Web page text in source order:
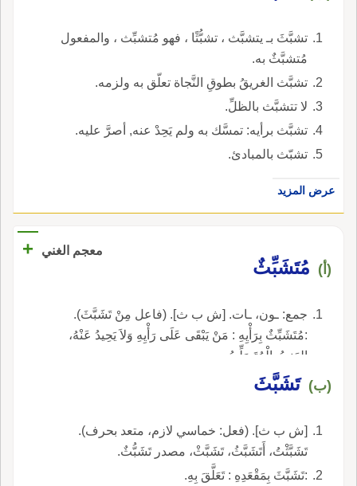
تشبَّثَ بـ يتشبَّث ، تشبُّثًا ، فهو مُتشبِّث ، والمفعول
مُتشبَّثٌ به.
تشبَّث الغريقُ بطوقِ النَّجاة تعلّق به ولزمه.
لا تتشبَّث بالظلِّ.
تشبَّث برأيه: تمسَّك به ولم يَحِدْ عنه, أصرَّ عليه.
تشبّث بالمبادئ.
عرض المزيد
معجم الغني +
(أ) مُتَشَبِّثٌ
جمع: ـون، ـات. [ش ب ث]. (فاعل مِنْ تَشَبَّثَ).
:مُتَشَبِّثٌ بِرَأْيِهِ : مَنْ يَبْقَى عَلَى رَأْيِهِ وَلاَ يَحِيدُ عَنْهُ،
العَنِيدُ، الْمُتَصَلِّبُ.
(ب) تَشَبَّثَ
[ش ب ث]. (فعل: خماسي لازم، متعد بحرف).
تَشَبَّثْتُ، أَتَشَبَّثُ، تَشَبَّثْ، مصدر تَشَبُّثٌ.
:تَشَبَّثَ بِمَقْعَدِهِ : تَعَلَّقَ بِهِ.